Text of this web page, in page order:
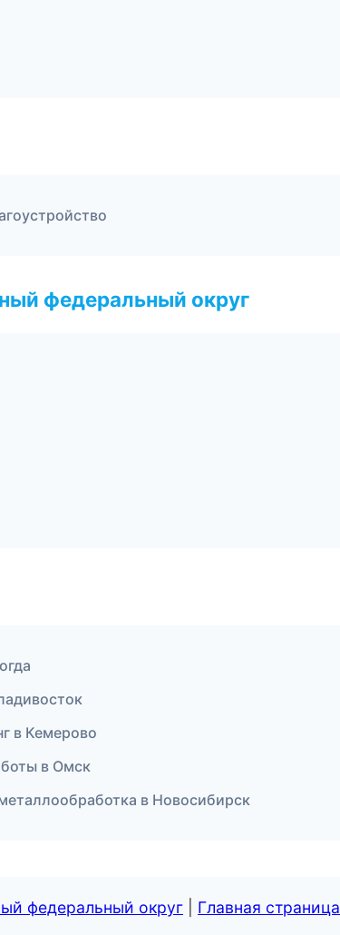
федеральный округ
в Кемерово
в Омск
в Новосибирск
федеральный округ Главная страница